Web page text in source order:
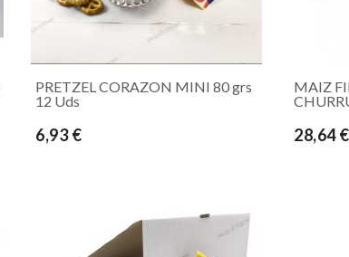
PRETZEL CORAZON MINI 80 grs
12 Uds
6,93 €
MAIZ
28,64 €